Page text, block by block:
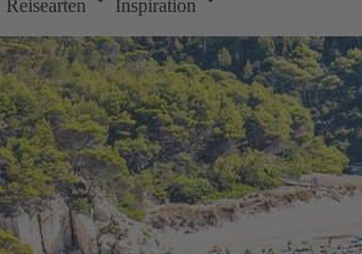
Reisearten Inspiration